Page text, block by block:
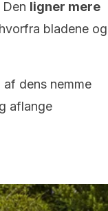
ligner mere
bladene og
dens nemme
aflange